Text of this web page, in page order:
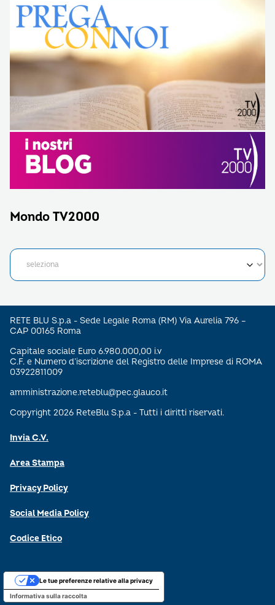
Mondo TV2000
RETE BLU S.p.a - Sede Legale Roma (RM) Via Aurelia 796 –
CAP 00165 Roma
Capitale sociale Euro 6.980.000,00 i.v
C.F. e Numero d’iscrizione del Registro delle Imprese di ROMA
03922811009
amministrazione.reteblu@pec.glauco.it
Copyright 2026 ReteBlu S.p.a - Tutti i diritti riservati.
Invia C.V.
Area Stampa
Privacy Policy
Social Media Policy
Codice Etico
Informativa sulla raccolta
Le tue preferenze relative alla privacy